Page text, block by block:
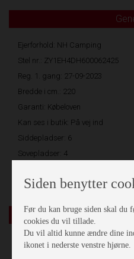
Ejerforhold: NH Camping
Stel nr.: ZY1EH4DH600062425
Reg. 1. gang: 27-09-2023
Bredde i cm.: 220
Garanti: Købeloven
Kan ses i butik: På vej ind
Siddepladser: 6
Sovepladser: 4
Egoistvogn
Siden benytter
Før du kan bruge siden skal
cookies du vil tillade.
Du vil altid kunne ændre dine
ikonet i nederste venstre hjørne.